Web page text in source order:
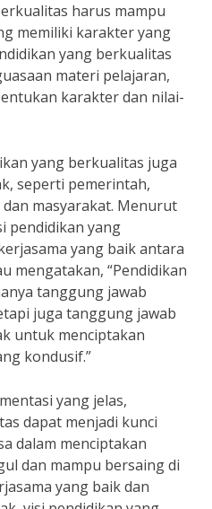
harus mampu
memiliki karakter yang
yang berkualitas
materi pelajaran,
karakter dan nilai-
yang berkualitas juga
seperti pemerintah,
masyarakat. Menurut
pendidikan yang
yang baik antara
mengatakan, “Pendidikan
tanggung jawab
juga tanggung jawab
untuk menciptakan
kondusif.”
yang jelas,
dapat menjadi kunci
dalam menciptakan
dan mampu bersaing di
yang baik dan